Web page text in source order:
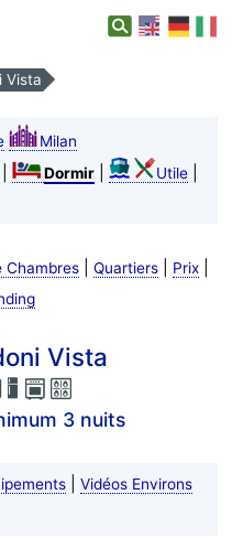
Vista
Milan
Dormir| Utile|
Chambres| Quartiers| Prix|
Vista
3 nuits
| Vidéos Environs